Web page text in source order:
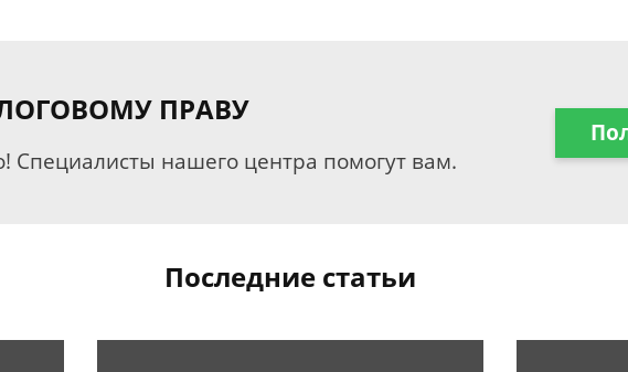
ПРАВУ
Специалисты нашего центра помогут вам.
Последние статьи